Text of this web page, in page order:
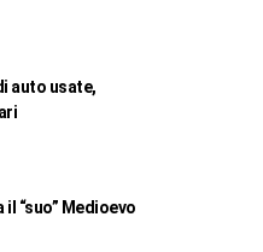
auto usate,
“suo” Medioevo